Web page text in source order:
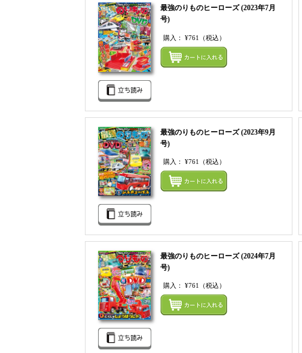
最強のりものヒーローズ (2023年7月
号)
購入： ¥761 （税込）
最強のりものヒーローズ (2023年9月
号)
購入： ¥761 （税込）
最強のりものヒーローズ (2024年7月
号)
購入： ¥761 （税込）